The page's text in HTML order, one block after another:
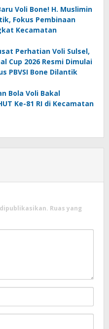
Voli Bone! H. Muslimin
Fokus Pembinaan
Kecamatan
Perhatian Voli Sulsel,
Cup 2026 Resmi Dimulai
PBVSI Bone Dilantik
Bola Voli Bakal
Ke-81 RI di Kecamatan
Ruas yang